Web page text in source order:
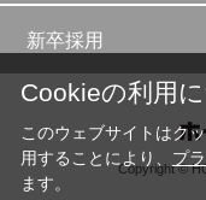
新卒採用
Copyright ©
Cookieの利用
このウェブサイトはク
用することにより、 プ
ます。